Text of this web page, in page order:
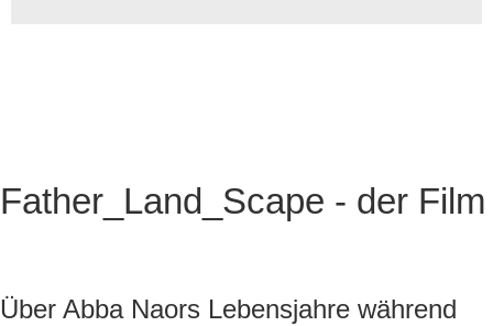
Father_Land_Scape - der Film
Über Abba Naors Lebensjahre während